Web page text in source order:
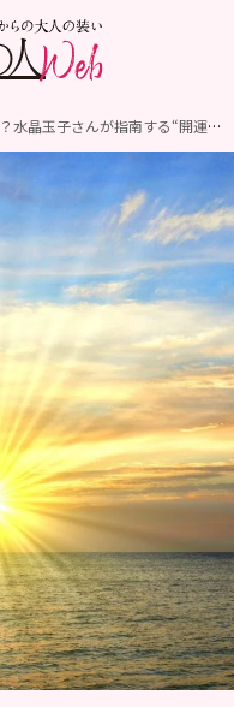
2025年はどんな年？水晶玉子さんが指南する“開運キーワード４”